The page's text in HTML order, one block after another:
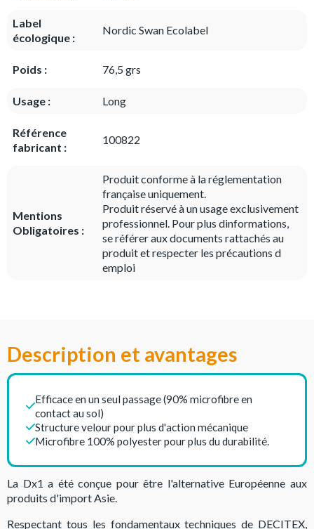
Label
écologique :
Nordic Swan Ecolabel
Poids : 76,5 grs
Usage : Long
Référence
fabricant :
100822
Mentions
Obligatoires :
Produit conforme à la réglementation
française uniquement.
Produit réservé à un usage exclusivement
professionnel. Pour plus dinformations,
se référer aux documents rattachés au
produit et respecter les précautions d
emploi
Description et avantages
Efficace en un seul passage (90% microfibre en
contact au sol)
Structure velour pour plus d'action mécanique
Microfibre 100% polyester pour plus du durabilité.
La Dx1 a été conçue pour être l'alternative Européenne aux
produits d'import Asie.
Respectant tous les fondamentaux techniques de DECITEX,